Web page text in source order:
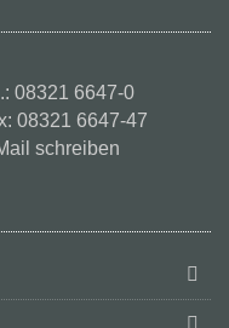
08321 6647-0
08321 6647-47
schreiben